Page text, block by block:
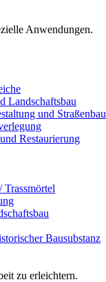
Anwendungen.
Landschaftsbau
und Straßenbau
Restaurierung
Trassmörtel
Bausubstanz
zu erleichtern.